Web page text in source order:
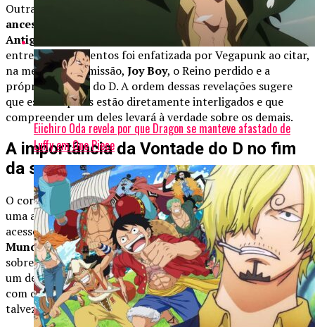
Outras teorias apontam que o D representa uma
linhagem
ancestral esquecida
, que teria ligação com oReino
Antigo
Século Perdido
. A conexão
entre esses elementos foi enfatizada por Vegapunk ao citar,
na mesma transmissão, Joy Boy, o Reino perdido e a
própria Vontade do D. A ordem dessas revelações sugere
que esses tópicos estão diretamente interligados e que
compreender um deles levará à verdade sobre os demais.
A importância da Vontade do D no fim
da saga
O corte da transmissão, causado pelosCinco Anciões, foi
uma ação estratégica para impedir que a população tivesse
acesso a essa informação crucial. Isso indica que o Governo
Mundial teme profundamenteo impacto que a verdade
sobre a linhagem D pode causar. Com o mundo em crise e
um desastre iminente previsto por Vegapunk, as figuras
com o D no nome podem ser chave para a resistência e,
talvez, para a reconstrução do equilíbrio.
Eiichiro Oda revela por que Dragon se manteve afastado de
Luffy em One Piece